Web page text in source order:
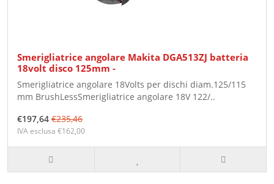
Smerigliatrice angolare Makita DGA513ZJ batteria
18volt disco 125mm -
Smerigliatrice angolare 18Volts per dischi diam.125/115
mm BrushLessSmerigliatrice angolare 18V 122/..
€197,64 €235,46
IVA esclusa €162,00